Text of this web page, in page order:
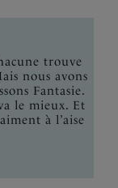
trouve
nous avons
Fantasie.
le mieux. Et
à l’aise